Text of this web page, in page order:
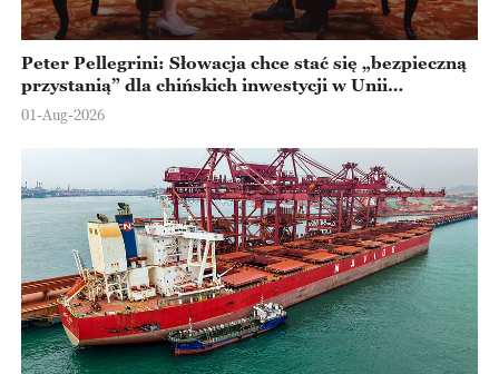
Peter Pellegrini: Słowacja chce stać się „bezpieczną
przystanią” dla chińskich inwestycji w Unii
Europejskiej
01-Aug-2026